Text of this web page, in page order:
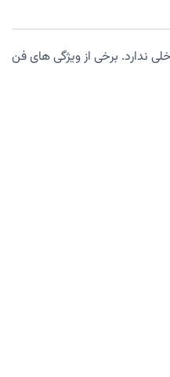
داخلی ندارد. برخی از ویژگی های فن